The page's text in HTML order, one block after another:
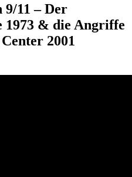
11 – Der
1973 & die Angriffe
2001